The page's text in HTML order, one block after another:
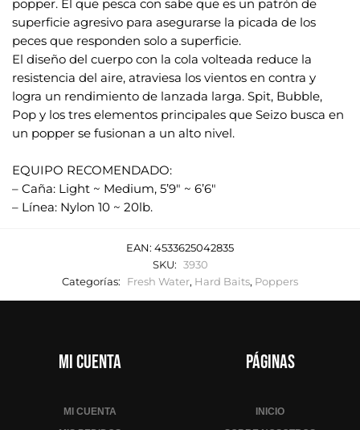
popper. El que pesca con sabe que es un patrón de
superficie agresivo para asegurarse la picada de los
peces que responden solo a superficie.
El diseño del cuerpo con la cola volteada reduce la
resistencia del aire, atraviesa los vientos en contra y
logra un rendimiento de lanzada larga. Spit, Bubble,
Pop y los tres elementos principales que Seizo busca en
un popper se fusionan a un alto nivel.
EQUIPO RECOMENDADO:
– Caña: Light ~ Medium, 5’9" ~ 6’6"
– Línea: Nylon 10 ~ 20lb.
EAN: 4533625042835
SKU: 3930
Categorías:
Fresh Water, Hard Baits, Poppers
Mi cuenta
MI CUENTA
Páginas
INICIO